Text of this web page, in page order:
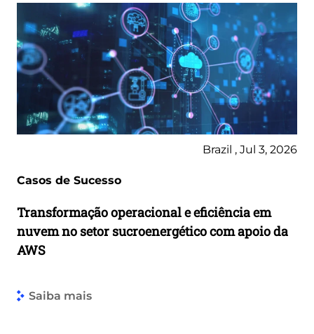
Brazil , Jul 3, 2026
Casos de Sucesso
Transformação operacional e eficiência em
nuvem no setor sucroenergético com apoio da
AWS
Saiba mais